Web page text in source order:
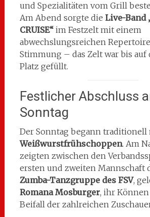
und Spezialitäten vom Grill
Am Abend sorgte die Live-Band
CRUISE“im Festzelt mit einem
abwechslungsreichen
Stimmung – das Zelt war bis auf
Platz gefüllt.
Festlicher Abschluss
Sonntag
Der Sonntag begann
Weißwurstfrühschoppen. Am
zeigten zwischen den
ersten und zweiten Mannschaft
Zumba-Tanzgruppe des FSV,
Romana Mosburger, ihr
Beifall der zahlreichen